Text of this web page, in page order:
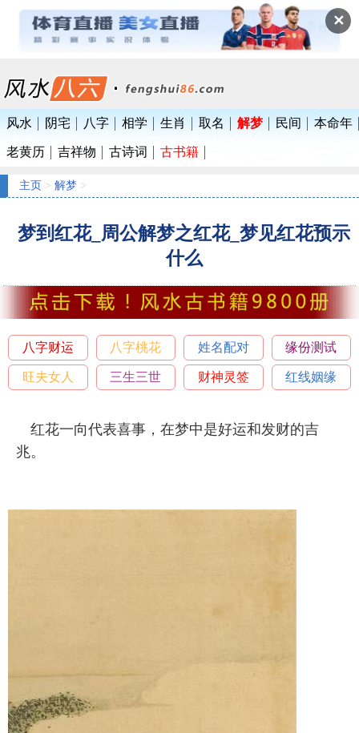
✕
风水 阴宅 八字 相学 生肖 取名 解梦 民间 本命年
老黄历 吉祥物 古诗词 古书籍
主页 > 解梦 >
梦到红花_周公解梦之红花_梦见红花预示
什么
八字财运 八字桃花 姓名配对 缘份测试
旺夫女人 三生三世 财神灵签 红线姻缘
红花一向代表喜事，在梦中是好运和发财的吉
兆。